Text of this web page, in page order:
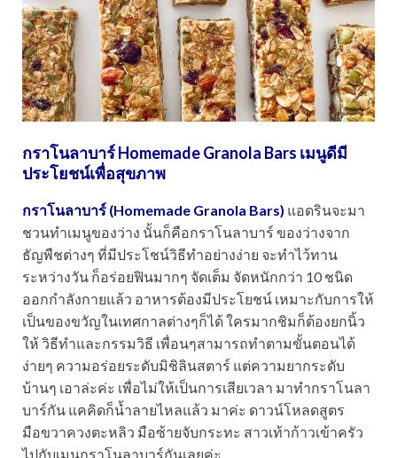
กราโนลาบาร์ Homemade Granola Bars เมนูดีมี
ประโยชน์เพื่อสุขภาพ
กราโนลาบาร์ (Homemade Granola Bars) แอดรินจะมา
ชวนทำเมนูของว่าง นั้นก็คือกราโนลาบาร์ ของว่างจาก
ธัญพืชต่างๆ ที่มีประโชน์วิธีทำอย่างง่าย จะทำไว้ทาน
ระหว่างวัน ก็อร่อยฟินมากๆ จัดเต็ม จัดหนักกว่า 10 ชนิด
ออกกำลังกายแล้ว อาหารต้องมีประโยชน์ เหมาะกับการให้
เป็นของขวัญในเทศกาลต่างๆก็ได้ ใครมากชิมก็ต้องยกนิ้ว
ให้ วิธีทำและกรรมวิธี เพื่อนๆสามารถทำตามขั้นตอนได้
ง่ายๆ ความอร่อยระดับมิชิลินสตาร์ แต่ความยากระดับ
บ้านๆ เอาล่ะค่ะ เพื่อไม่ให้เป็นการเสียเวลา มาทำกราโนลา
บาร์กัน แคคิดก็น้ำลายไหลแล้ว มาค่ะ ดาวน์โหลดสูตร
มือขวาควงตะหลิว มือซ้ายจับกระทะ สาวเท้าก้าวเข้าครัว
ไปกับเมนูกราโนลาบาร์กันเลยค่ะ